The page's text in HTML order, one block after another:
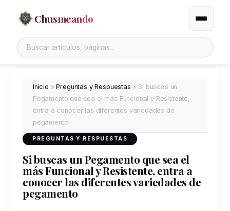
Chusmeando Alternar
Inicio »Preguntas y Respuestas » Si buscas un
Pegamento que sea el más Funcional y Resistente,
entra a conocer las diferentes variedades de
pegamento
PREGUNTAS Y RESPUESTAS
Si buscas un Pegamento que sea el
más Funcional y Resistente, entra a
conocer las diferentes variedades de
pegamento